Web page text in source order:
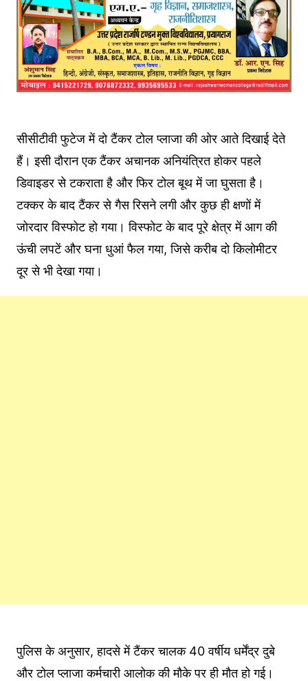
सीसीटीवी फुटेज में दो टैंकर टोल प्लाजा की ओर आते दिखाई देते
हैं। इसी दौरान एक टैंकर अचानक अनियंत्रित होकर पहले
डिवाइडर से टकराता है और फिर टोल बूथ में जा घुसता है।
टक्कर के बाद टैंकर से गैस रिसने लगी और कुछ ही क्षणों में
जोरदार विस्फोट हो गया। विस्फोट के बाद पूरे क्षेत्र में आग की
ऊंची लपटें और घना धुआं फैल गया, जिसे करीब दो किलोमीटर
दूर से भी देखा गया।
पुलिस के अनुसार, हादसे में टैंकर चालक 40 वर्षीय धर्मेंद्र दुबे
और टोल प्लाजा कर्मचारी आलोक की मौके पर ही मौत हो गई।